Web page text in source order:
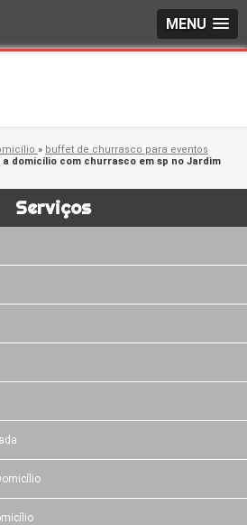
MENU
» buffet de churrasco para eventos
domicílio com churrasco em sp no Jardim
Serviços